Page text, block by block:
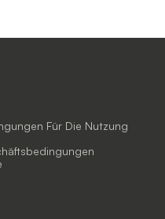
Für Die Nutzung